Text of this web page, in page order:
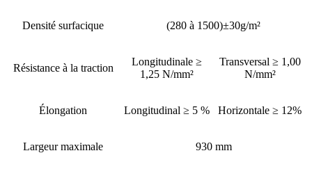
Densité surfacique (280 à 1500)±30g/m²
Résistance à la traction
Longitudinale ≥
1,25 N/mm²
Transversal ≥ 1,00
N/mm²
Élongation Longitudinal ≥ 5 % Horizontale ≥ 12%
Largeur maximale 930 mm